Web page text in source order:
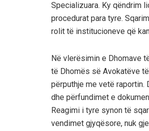
Specializuara. Ky qëndrim
procedurat para tyre.
rolit të institucioneve që
Në vlerësimin e Dhomave
të Dhomës së Avokatëve
përputhje me vetë raportin.
dhe përfundimet e
Reagimi i tyre synon të
vendimet gjyqësore, nuk